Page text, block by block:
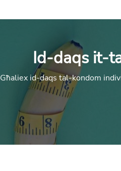
Id-daqs it-
Għaliex id-daqs tal-kondom